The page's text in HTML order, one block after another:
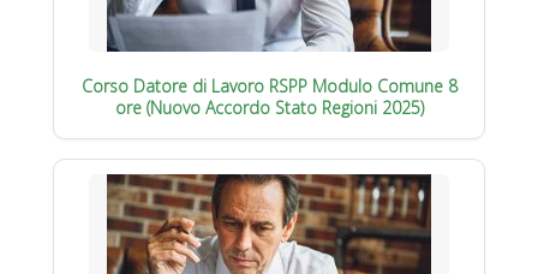
Corso Datore di Lavoro RSPP Modulo Comune 8
ore (Nuovo Accordo Stato Regioni 2025)